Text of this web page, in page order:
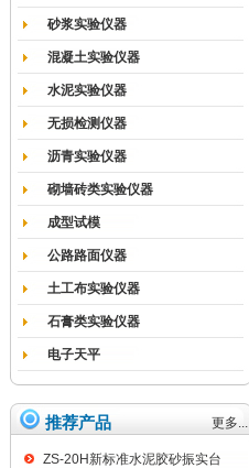
砂浆实验仪器
混凝土实验仪器
水泥实验仪器
无损检测仪器
沥青实验仪器
砌墙砖类实验仪器
成型试模
公路路面仪器
土工布实验仪器
石膏类实验仪器
电子天平
推荐产品 更多...
ZS-20H新标准水泥胶砂振实台